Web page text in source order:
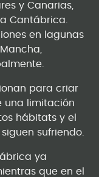
y Canarias,
Cantábrica.
en lagunas
para criar
una limitación
hábitats y el
sufriendo.
ya
que en el